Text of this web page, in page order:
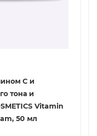
С и
тона и
Vitamin
50 мл